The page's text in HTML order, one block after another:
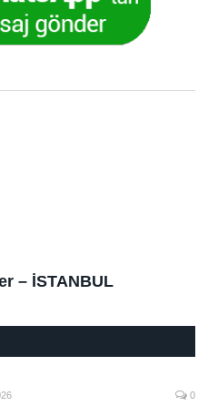
– İSTANBUL
0